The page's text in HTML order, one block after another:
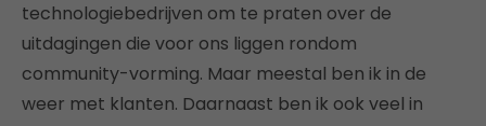
technologiebedrijven om te praten over de
uitdagingen die voor ons liggen rondom
community-vorming. Maar meestal ben ik in de
weer met klanten. Daarnaast ben ik ook veel in